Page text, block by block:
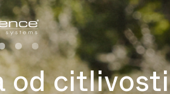
od citlivosti